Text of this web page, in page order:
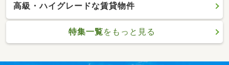
高級・ハイグレードな賃貸物件
特集一覧をもっと見る